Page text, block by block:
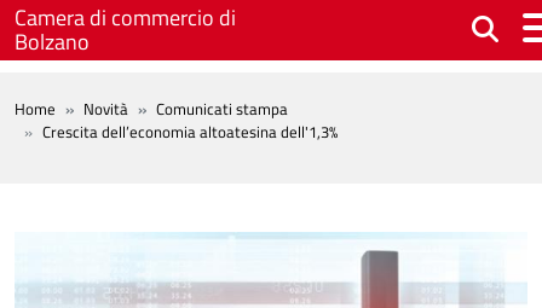
Salta al contenuto principale
Camera di commercio di
Bolzano
BREADCRUMB
Home Novità
Comunicati stampa
Crescita dell’economia altoatesina dell'1,3%